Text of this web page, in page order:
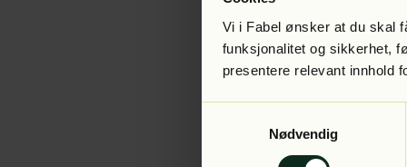
Vi i Fabel ønsker at du skal
funksjonalitet og sikkerhet,
presentere relevant innhold
Nødvendig
Application